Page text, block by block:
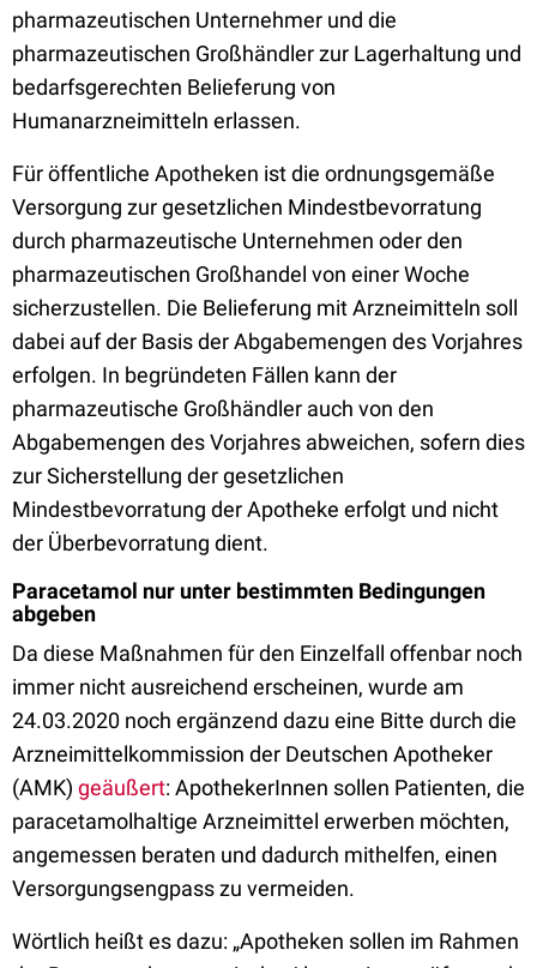
pharmazeutischen Unternehmer und die
pharmazeutischen Großhändler zur Lagerhaltung und
bedarfsgerechten Belieferung von
Humanarzneimitteln erlassen.
Für öffentliche Apotheken ist die ordnungsgemäße
Versorgung zur gesetzlichen Mindestbevorratung
durch pharmazeutische Unternehmen oder den
pharmazeutischen Großhandel von einer Woche
sicherzustellen. Die Belieferung mit Arzneimitteln soll
dabei auf der Basis der Abgabemengen des Vorjahres
erfolgen. In begründeten Fällen kann der
pharmazeutische Großhändler auch von den
Abgabemengen des Vorjahres abweichen, sofern dies
zur Sicherstellung der gesetzlichen
Mindestbevorratung der Apotheke erfolgt und nicht
der Überbevorratung dient.
Paracetamol nur unter bestimmten Bedingungen
abgeben
Da diese Maßnahmen für den Einzelfall offenbar noch
immer nicht ausreichend erscheinen, wurde am
24.03.2020 noch ergänzend dazu eine Bitte durch die
Arzneimittelkommission der Deutschen Apotheker
(AMK) geäußert: ApothekerInnen sollen Patienten, die
paracetamolhaltige Arzneimittel erwerben möchten,
angemessen beraten und dadurch mithelfen, einen
Versorgungsengpass zu vermeiden.
Wörtlich heißt es dazu: „Apotheken sollen im Rahmen